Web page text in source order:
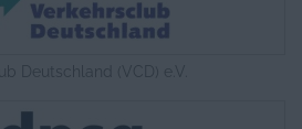
Deutschland (VCD) e.V.